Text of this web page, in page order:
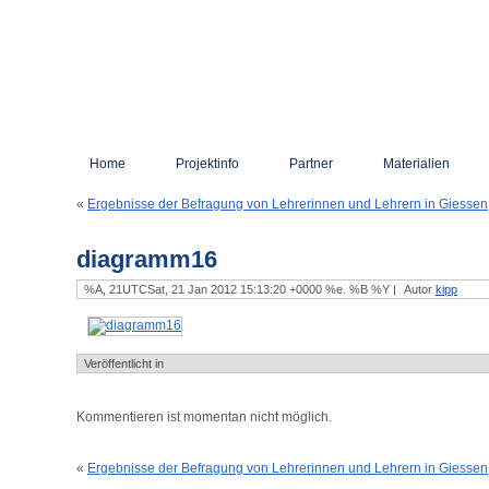
Home Projektinfo Partner Materialien
« Ergebnisse der Befragung von Lehrerinnen und Lehrern in Giessen
diagramm16
%A, 21UTCSat, 21 Jan 2012 15:13:20 +0000 %e. %B %Y | Autor kipp
Veröffentlicht in
Kommentieren ist momentan nicht möglich.
« Ergebnisse der Befragung von Lehrerinnen und Lehrern in Giessen